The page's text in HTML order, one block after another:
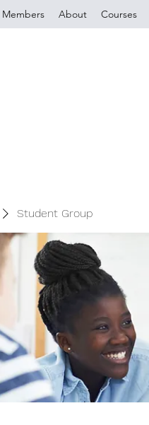
Members About Courses
Student Group